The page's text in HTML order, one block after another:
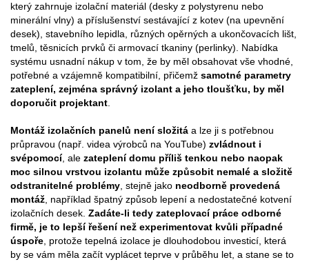
který zahrnuje izolační materiál (desky z polystyrenu nebo
minerální vlny) a příslušenství sestávající z kotev (na upevnění
desek), stavebního lepidla, různých opěrných a ukončovacích lišt,
tmelů, těsnicích prvků či armovací tkaniny (perlinky). Nabídka
systému usnadní nákup v tom, že by měl obsahovat vše vhodné,
potřebné a vzájemně kompatibilní, přičemž samotné parametry
zateplení, zejména správný izolant a jeho tloušťku, by měl
doporučit projektant
Montáž izolačních panelů není složitá a lze ji s potřebnou
průpravou (např. videa výrobců na YouTube) zvládnout i
svépomocí, ale zateplení domu příliš tenkou nebo naopak
moc silnou vrstvou izolantu může způsobit nemalé a složitě
odstranitelné problémy , stejně jako neodborně provedená
montáž , například špatný způsob lepení a nedostatečné kotvení
izolačních desek. Zadáte-li tedy zateplovací práce odborné
firmě, je to lepší řešení než experimentovat kvůli případné
úspoře , protože tepelná izolace je dlouhodobou investicí, která
by se vám měla začít vyplácet teprve v průběhu let, a stane se to